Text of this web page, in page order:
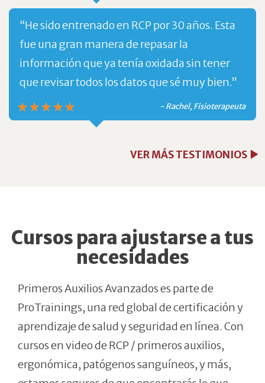
“He sido entrenado en RCP por 30 años. Esta
fue una gran manera de repasar la
información que ya tenía oxidada sin tener
que revisar todos los datos que sé muy bien.”
- Rachel, Fisioterapeuta
VER MÁS TESTIMONIOS
Cursos para ajustarse a tus
necesidades
Primeros Auxilios Avanzados es parte de
ProTrainings, una red global de certificación y
aprendizaje de salud y seguridad en línea. Con
cursos en video de RCP / primeros auxilios,
ergonómica, patógenos sanguíneos, y más,